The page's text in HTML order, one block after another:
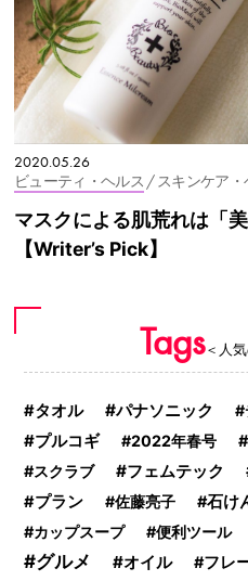
2020.05.26
ビューティ・ヘルス / スキンケア・
マスクによる肌荒れは「
【Writer’s Pick】
Tags＜人
タオル パナソニック
プルコギ 2022年春号
スクラブ
フェムテック
プラン 佐藤亮子 石け
カップスープ 便利ツール
グルメ オイル フレ